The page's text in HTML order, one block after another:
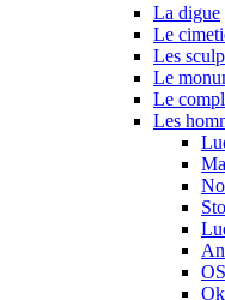
La digue
Le
Les
Le
Le
Les